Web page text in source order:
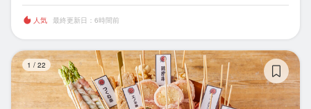
人気 最終更新日：6時間前
1 / 22